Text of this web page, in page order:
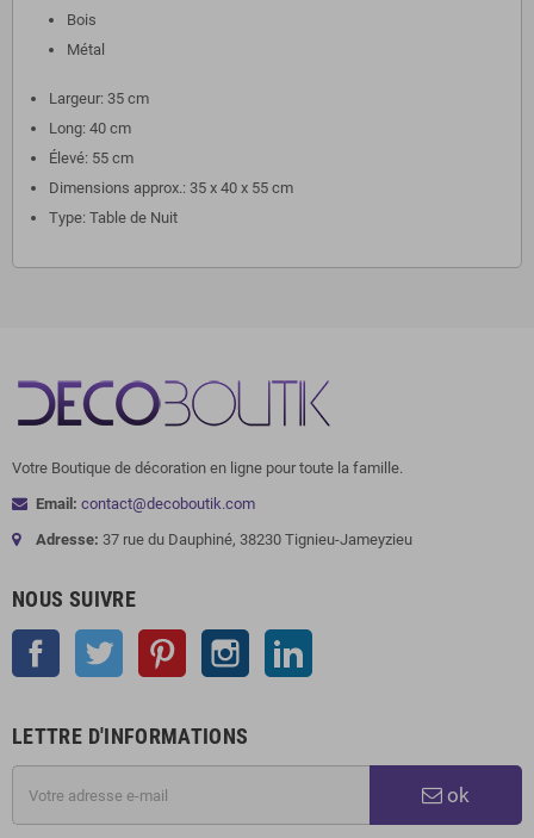
Bois
Métal
Largeur: 35 cm
Long: 40 cm
Élevé: 55 cm
Dimensions approx.: 35 x 40 x 55 cm
Type: Table de Nuit
Votre Boutique de décoration en ligne pour toute la famille.
Email: contact@decoboutik.com
Adresse: 37 rue du Dauphiné, 38230 Tignieu-Jameyzieu
NOUS SUIVRE
Facebook Twitter Pinterest Instagram
LETTRE D'INFORMATIONS
ok